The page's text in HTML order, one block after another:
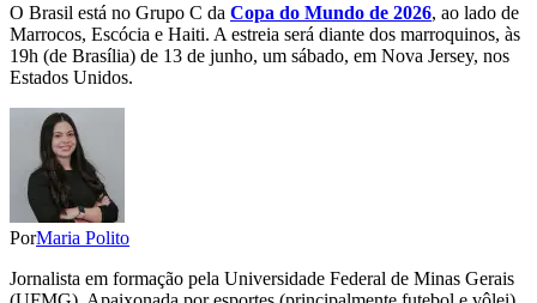
O Brasil está no Grupo C da Copa do Mundo de 2026, ao lado de
Marrocos, Escócia e Haiti. A estreia será diante dos marroquinos, às
19h (de Brasília) de 13 de junho, um sábado, em Nova Jersey, nos
Estados Unidos.
PorMaria Polito
Jornalista em formação pela Universidade Federal de Minas Gerais